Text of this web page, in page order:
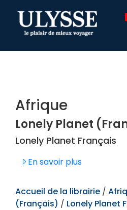
TEST
Afrique
Lonely Planet
Lonely Planet Français
En savoir plus
Accueil de la librairie /
(Français) / Lonely Planet